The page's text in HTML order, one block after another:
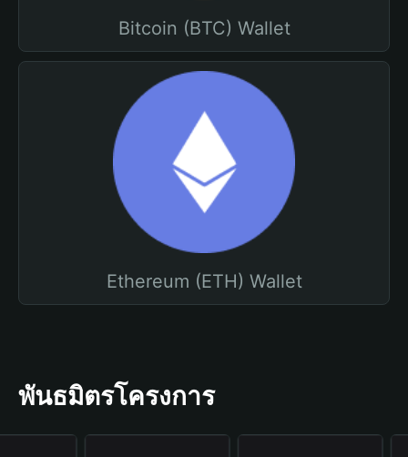
Bitcoin (BTC) Wallet
Ethereum (ETH) Wallet
พันธมิตรโครงการ